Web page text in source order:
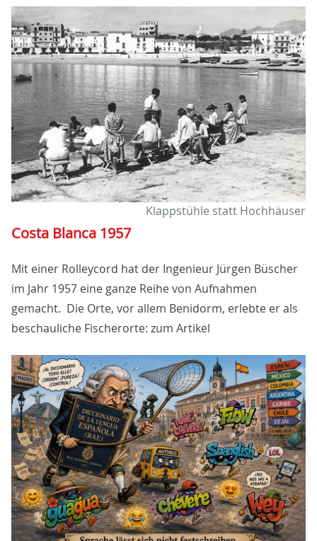
Klappstühle statt Hochhäuser
Costa Blanca 1957
Mit einer Rolleycord hat der Ingenieur Jürgen Büscher
im Jahr 1957 eine ganze Reihe von Aufnahmen
gemacht. Die Orte, vor allem Benidorm, erlebte er als
beschauliche Fischerorte: zum Artikel